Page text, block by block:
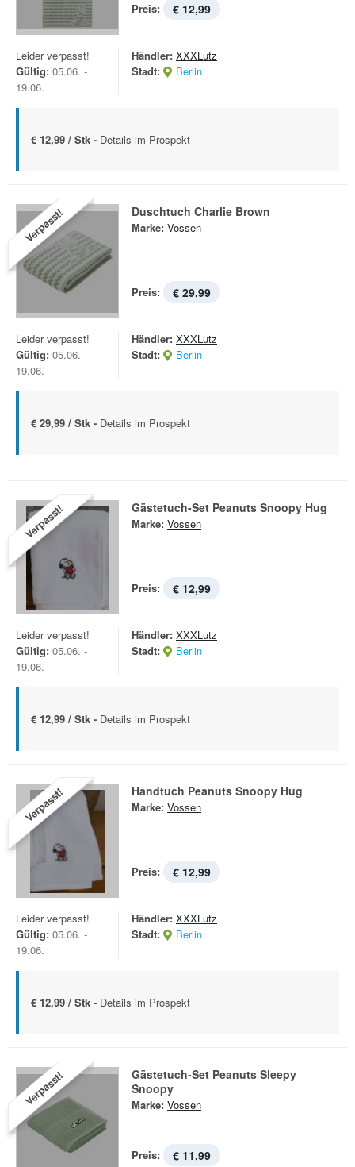
Preis: € 12,99
Leider verpasst!
Gültig: 05.06. -
19.06.
Händler: XXXLutz
Stadt:
Berlin
€ 12,99 / Stk - Details im Prospekt
Verpasst! Duschtuch Charlie Brown
Marke: Vossen
Preis: € 29,99
Leider verpasst!
Gültig: 05.06. -
19.06.
Händler: XXXLutz
Stadt:
Berlin
€ 29,99 / Stk - Details im Prospekt
Verpasst! Gästetuch-Set Peanuts Snoopy Hug
Marke: Vossen
Preis: € 12,99
Leider verpasst!
Gültig: 05.06. -
19.06.
Händler: XXXLutz
Stadt:
Berlin
€ 12,99 / Stk - Details im Prospekt
Verpasst! Handtuch Peanuts Snoopy Hug
Marke: Vossen
Preis: € 12,99
Leider verpasst!
Gültig: 05.06. -
19.06.
Händler: XXXLutz
Stadt:
Berlin
€ 12,99 / Stk - Details im Prospekt
Verpasst!
Gästetuch-Set Peanuts Sleepy
Snoopy
Marke: Vossen
Preis: € 11,99